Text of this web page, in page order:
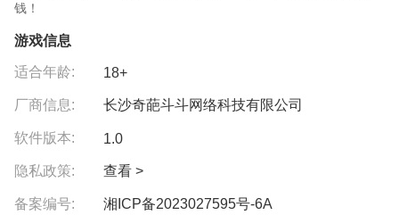
钱！
游戏信息
适合年龄: 18+
厂商信息: 长沙奇葩斗斗网络科技有限公司
软件版本: 1.0
隐私政策: 查看 >
备案编号: 湘ICP备2023027595号-6A